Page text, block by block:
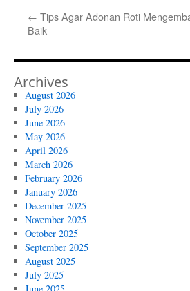
← Tips Agar Adonan Roti
Baik
Archives
August 2026
July 2026
June 2026
May 2026
April 2026
March 2026
February 2026
January 2026
December 2025
November 2025
October 2025
September 2025
August 2025
July 2025